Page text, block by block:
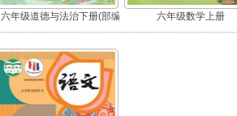
六年级道德与法治下册(部编
版)
六年级数学上册